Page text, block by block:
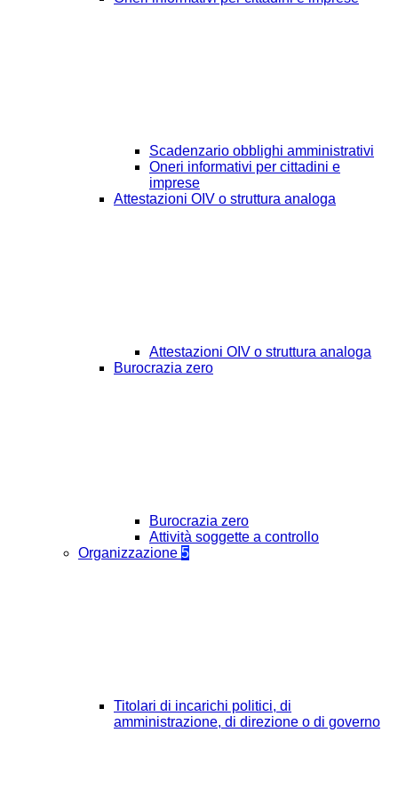
Scadenzario obblighi amministrativi
Oneri informativi per cittadini e
imprese
Attestazioni OIV o struttura analoga
Attestazioni OIV o struttura analoga
Burocrazia zero
Burocrazia zero
Attività soggette a controllo
Organizzazione 5
Titolari di incarichi politici, di
amministrazione, di direzione o di governo